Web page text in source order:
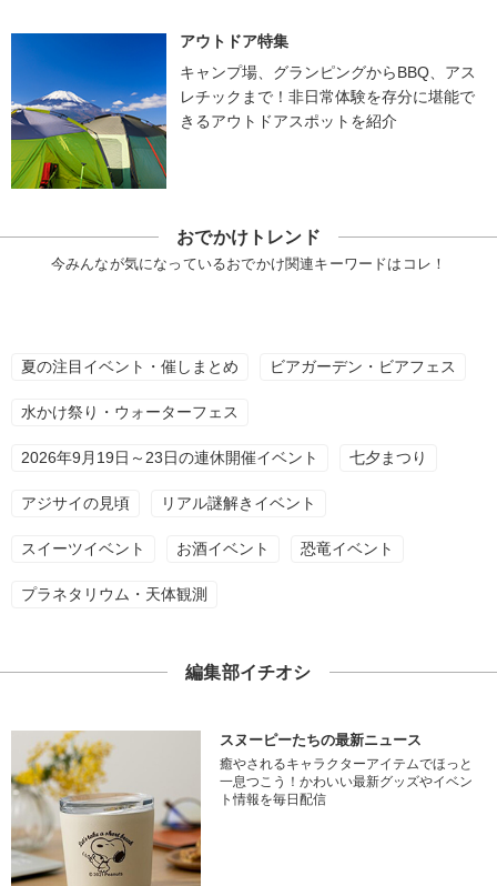
アウトドア特集
キャンプ場、グランピングからBBQ、アス
レチックまで！非日常体験を存分に堪能で
きるアウトドアスポットを紹介
おでかけトレンド
今みんなが気になっているおでかけ関連キーワードはコレ！
夏の注目イベント・催しまとめ ビアガーデン・ビアフェス
水かけ祭り・ウォーターフェス
2026年9月19日～23日の連休開催イベント 七夕まつり
アジサイの見頃 リアル謎解きイベント
スイーツイベント お酒イベント 恐竜イベント
プラネタリウム・天体観測
編集部イチオシ
スヌーピーたちの最新ニュース
癒やされるキャラクターアイテムでほっと
一息つこう！かわいい最新グッズやイベン
ト情報を毎日配信